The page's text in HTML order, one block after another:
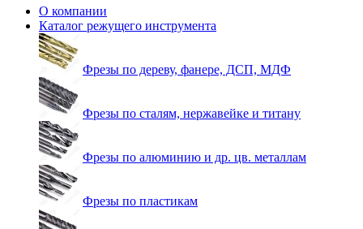
О компании
Каталог режущего инструмента
Фрезы по дереву, фанере, ДСП, МДФ
Фрезы по сталям, нержавейке и титану
Фрезы по алюминию и др. цв. металлам
Фрезы по пластикам